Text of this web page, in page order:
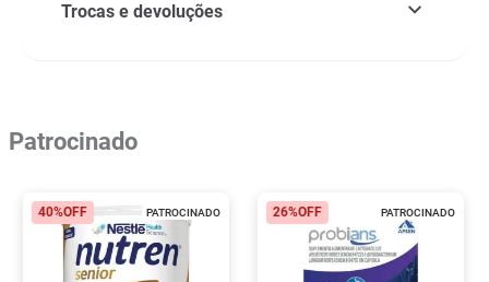
Trocas e devoluções
Patrocinado
PATROCINADO
40%OFF PATROCINADO
26%OFF